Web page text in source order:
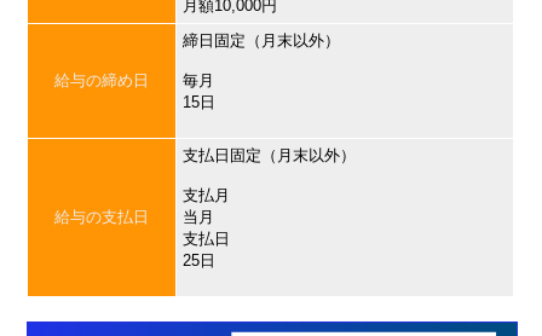
月額10,000円
給与の締め日
締日固定（月末以外）
毎月
15日
給与の支払日
支払日固定（月末以外）
支払月
当月
支払日
25日